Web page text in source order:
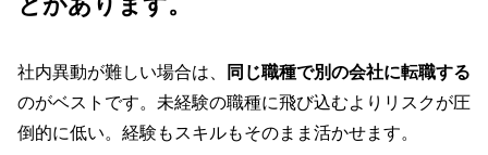
社内異動が難しい場合は、
同じ職種で別の会社に転職する
のがベストです。未経験の職種に飛び込むよりリスクが圧
倒的に低い。経験もスキルもそのまま活かせます。